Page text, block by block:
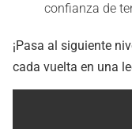
confianza de
¡Pasa al siguiente
cada vuelta en una